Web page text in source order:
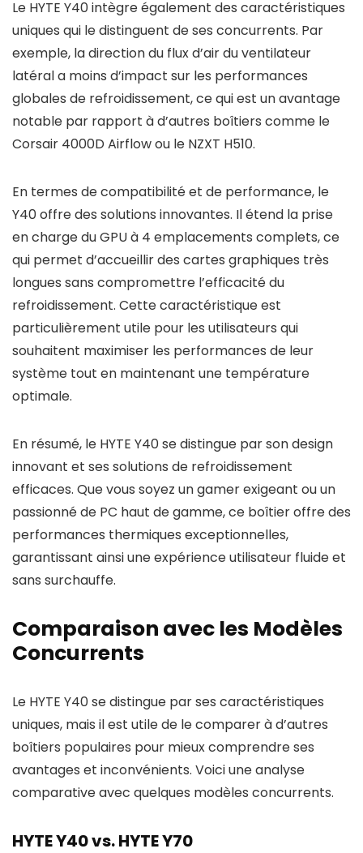
Le HYTE Y40 intègre également des caractéristiques
uniques qui le distinguent de ses concurrents. Par
exemple, la direction du flux d’air du ventilateur
latéral a moins d’impact sur les performances
globales de refroidissement, ce qui est un avantage
notable par rapport à d’autres boîtiers comme le
Corsair 4000D Airflow ou le NZXT H510.
En termes de compatibilité et de performance, le
Y40 offre des solutions innovantes. Il étend la prise
en charge du GPU à 4 emplacements complets, ce
qui permet d’accueillir des cartes graphiques très
longues sans compromettre l’efficacité du
refroidissement. Cette caractéristique est
particulièrement utile pour les utilisateurs qui
souhaitent maximiser les performances de leur
système tout en maintenant une température
optimale.
En résumé, le HYTE Y40 se distingue par son design
innovant et ses solutions de refroidissement
efficaces. Que vous soyez un gamer exigeant ou un
passionné de PC haut de gamme, ce boîtier offre des
performances thermiques exceptionnelles,
garantissant ainsi une expérience utilisateur fluide et
sans surchauffe.
Comparaison avec les Modèles
Concurrents
Le HYTE Y40 se distingue par ses caractéristiques
uniques, mais il est utile de le comparer à d’autres
boîtiers populaires pour mieux comprendre ses
avantages et inconvénients. Voici une analyse
comparative avec quelques modèles concurrents.
HYTE Y40 vs. HYTE Y70